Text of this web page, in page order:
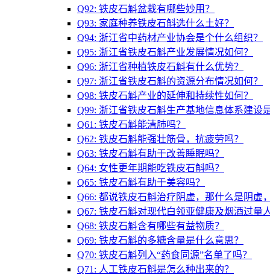
Q92: 铁皮石斛盆栽有哪些妙用？
Q93: 家庭种养铁皮石斛选什么土好？
Q94: 浙江省中药材产业协会是个什么组织？
Q95: 浙江省铁皮石斛产业发展情况如何？
Q96: 浙江省种植铁皮石斛有什么优势？
Q97: 浙江省铁皮石斛的资源分布情况如何？
Q98: 铁皮石斛产业的延伸和持续性如何？
Q99: 浙江省铁皮石斛生产基地信息体系建设
Q61: 铁皮石斛能清肺吗？
Q62: 铁皮石斛能强壮筋骨，抗疲劳吗？
Q63: 铁皮石斛有助于改善睡眠吗？
Q64: 女性更年期能吃铁皮石斛吗？
Q65: 铁皮石斛有助于美容吗？
Q66: 都说铁皮石斛治疗阴虚，那什么是阴虚
Q67: 铁皮石斛对现代白领亚健康及烟酒过量
Q68: 铁皮石斛含有哪些有益物质？
Q69: 铁皮石斛的多糖含量是什么意思？
Q70: 铁皮石斛列入“药食同源”名单了吗？
Q71: 人工铁皮石斛是怎么种出来的？